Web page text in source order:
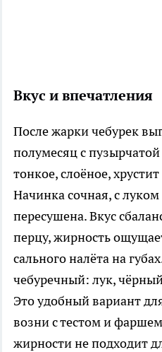
Вкус и впечатления
После жарки чебурек
полумесяц с
тонкое, слоёное,
Начинка сочная, с
пересушена. Вкус
перцу, жирность
сального налёта на
чебуречный: лук,
Это удобный вариант
возни с тестом и
жирности не подходит